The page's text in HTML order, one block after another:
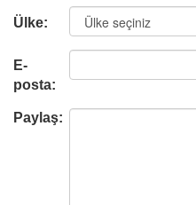
Ülke:
E-
posta:
Paylaş: